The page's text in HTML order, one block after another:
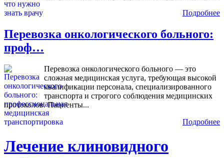
Подробнее
Перевозка онкологического больного:
проф…
Перевозка онкологического больного — это
сложная медицинская услуга, требующая высокой
квалификации персонала, специализированного
транспорта и строгого соблюдения медицинских
протоколов. Пациенты...
Подробнее
Лечение клиновидного